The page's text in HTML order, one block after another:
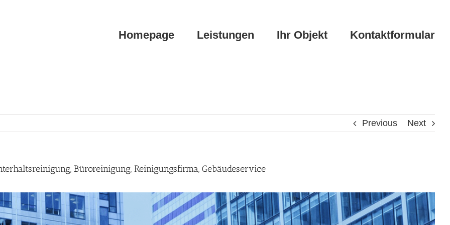
Homepage Leistungen Ihr Objekt Kontaktformular
Previous Next
Büroreinigung, Reinigungsfirma, Gebäudeservice